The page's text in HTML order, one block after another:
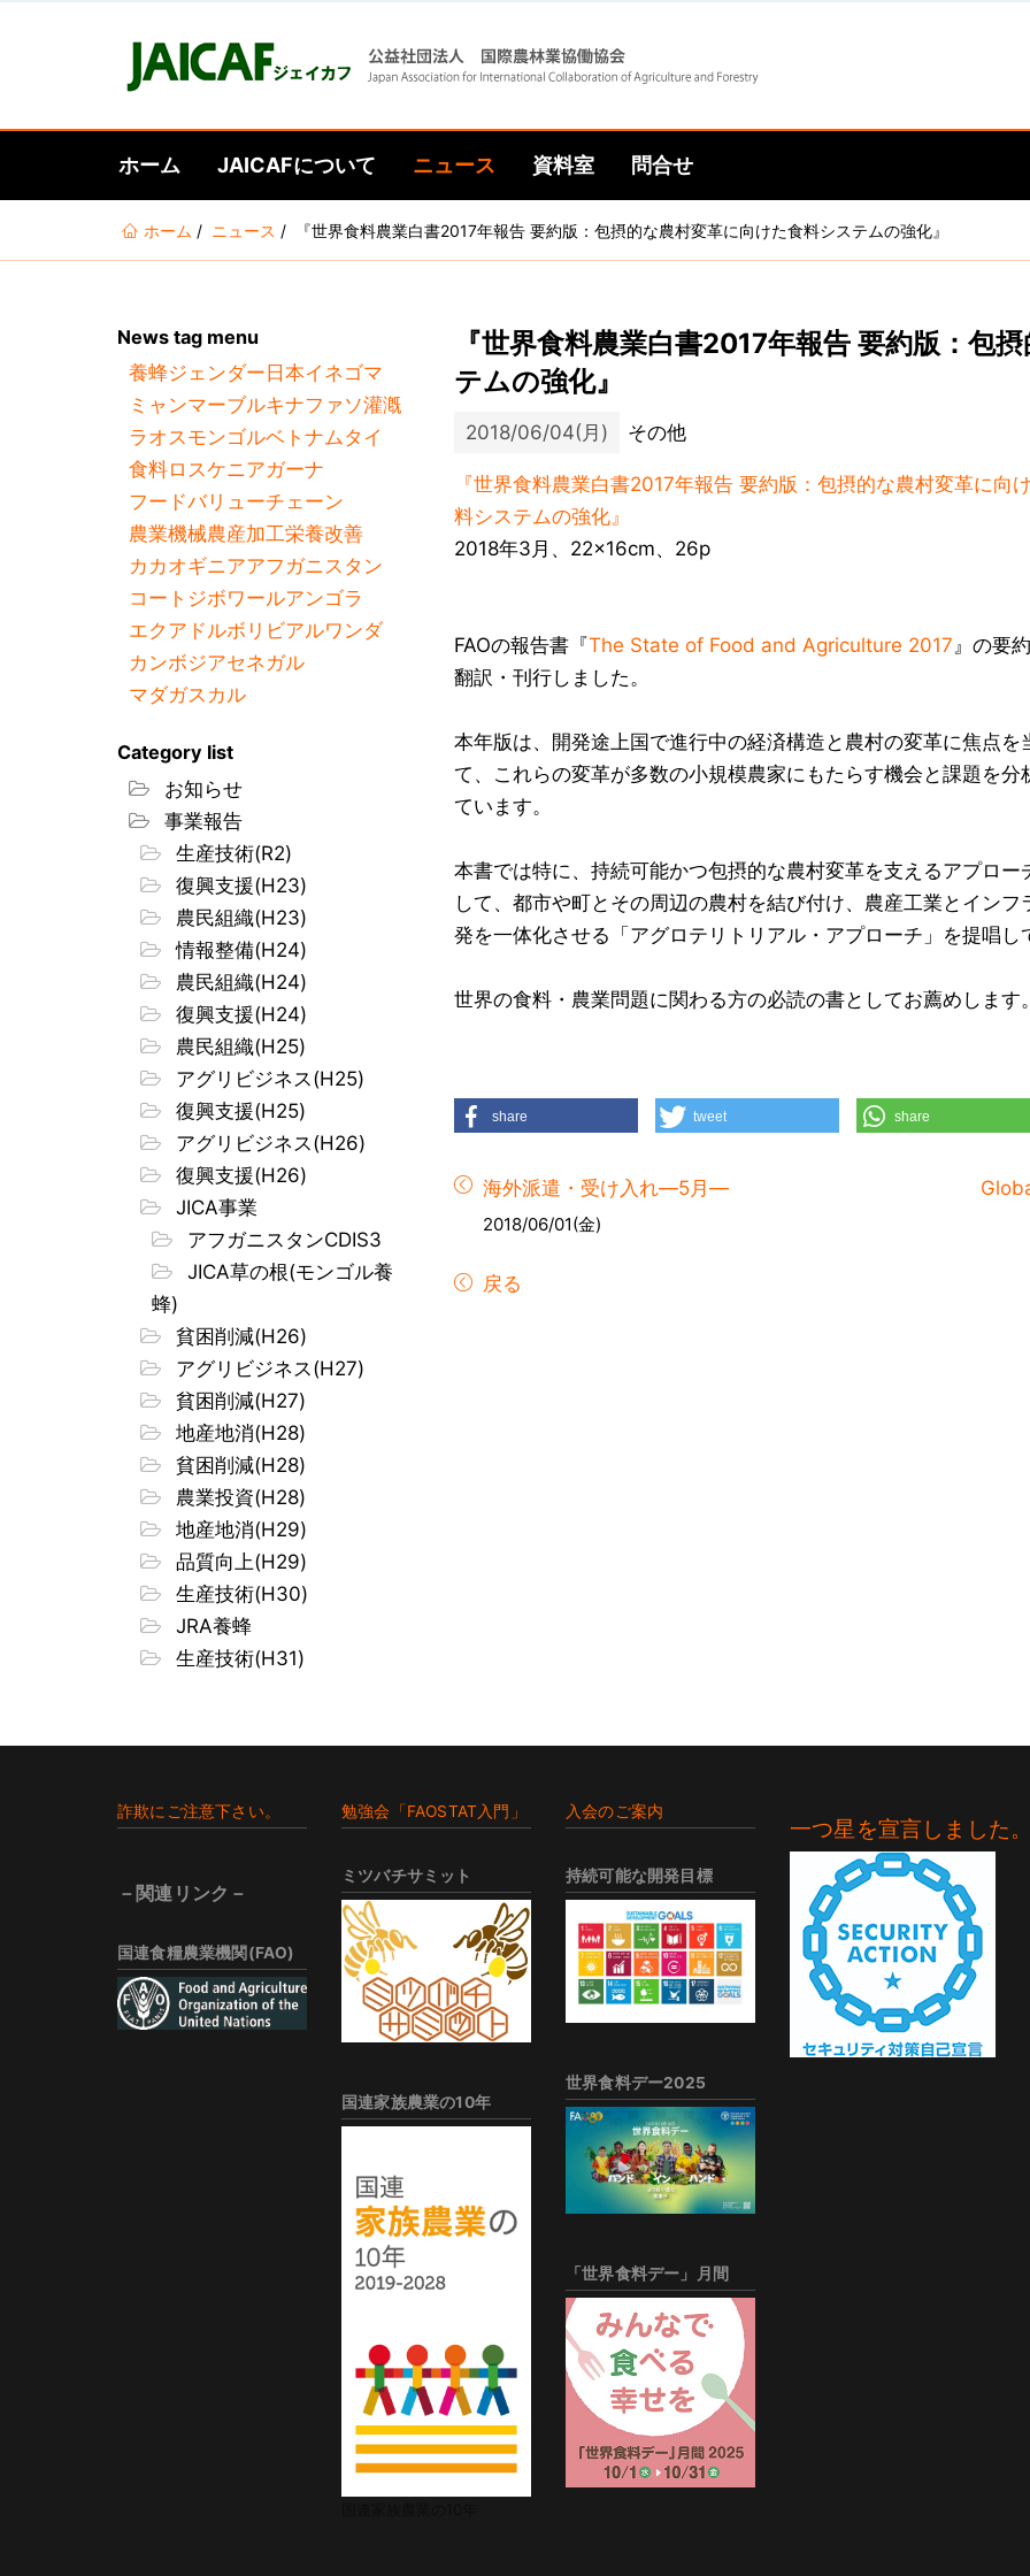
navigation
content
ホーム JAICAFについて ニュース 資料室 問合せ
ホーム ニュース 『世界食料農業白書2017年報告 要約版：包摂的な農村変革に向けた食料システムの強化』
News tag menu
養蜂ジェンダー 日本イネゴマ
ミャンマーブルキナファソ灌漑
ラオスモンゴルベトナムタイ
食料ロスケニアガーナ
フードバリューチェーン
農業機械農産加工栄養改善
カカオギニアアフガニスタン
コートジボワールアンゴラ
エクアドルボリビアルワンダ
カンボジアセネガル
マダガスカル
Category list
お知らせ
事業報告
生産技術(R2)
復興支援(H23)
農民組織(H23)
情報整備(H24)
農民組織(H24)
復興支援(H24)
農民組織(H25)
アグリビジネス(H25)
復興支援(H25)
アグリビジネス(H26)
復興支援(H26)
JICA事業
アフガニスタンCDIS3
JICA草の根(モンゴル養
蜂)
貧困削減(H26)
アグリビジネス(H27)
貧困削減(H27)
地産地消(H28)
貧困削減(H28)
農業投資(H28)
地産地消(H29)
品質向上(H29)
生産技術(H30)
JRA養蜂
生産技術(H31)
『世界食料農業白書2017年報告 要約版：包
テムの強化』
2018/06/04(月) その他
『世界食料農業白書2017年報告 要約版：包摂的な農村変革に向
料システムの強化』
2018年3月、22×16cm、26p
FAOの報告書『The State of Food and Agriculture 2017 』の要
翻訳・刊行しました。
本年版は、開発途上国で進行中の経済構造と農村の変革に焦点を
て、これらの変革が多数の小規模農家にもたらす機会と課題を分
ています。
本書では特に、持続可能かつ包摂的な農村変革を支えるアプロー
して、都市や町とその周辺の農村を結び付け、農産工業とインフ
発を一体化させる「アグロテリトリアル・アプローチ」を提唱し
世界の食料・農業問題に関わる方の必読の書としてお薦めします
share tweet share
海外派遣・受け入れ―5月―
2018/06/01(金)
戻る
詐欺にご注意下さい。
－関連リンク－
国連食糧農業機関(FAO)
勉強会「FAOSTAT入門」
ミツバチサミット
国連家族農業の10年
入会のご案内
持続可能な開発目標
世界食料デー2025
「世界食料デー」月間
一つ星を宣言しました